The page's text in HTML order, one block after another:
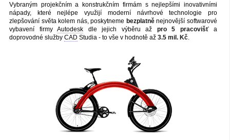
Vybraným projekčním a konstrukčním firmám s nejlepšími inovativními
nápady, které nejlépe využijí moderní návrhové technologie pro
zlepšování světa kolem nás, poskytneme bezplatněnejnovější softwarové
vybavení firmy Autodesk dle jejich výběru až pro 5 pracovišťa
doprovodné služby CAD Studia - to vše v hodnotě až 3.5 mil. Kč